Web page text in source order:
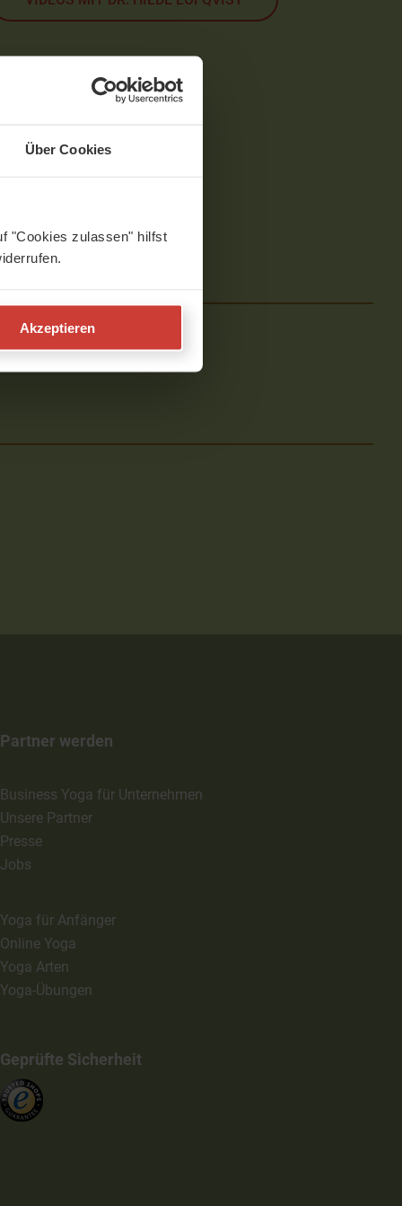
Über Cookies
"Cookies zulassen" hilfst
Akzeptieren
Partner werden
Business Yoga für Unternehmen
Unsere Partner
Presse
Jobs
Yoga für Anfänger
Online Yoga
Yoga Arten
Yoga-Übungen
Geprüfte Sicherheit